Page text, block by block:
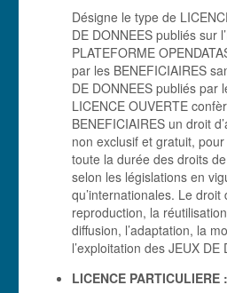
Désigne le type de
DE DONNEES publiés sur
PLATEFORME
par les BENEFICIAIRES
DE DONNEES publiés par
LICENCE OUVERTE
BENEFICIAIRES un droit
non exclusif et gratuit,
toute la durée des droits
selon les législations en
qu’internationales. Le droit
reproduction, la
diffusion, l’adaptation, la
l’exploitation des JEUX DE
LICENCE PARTICULIERE :